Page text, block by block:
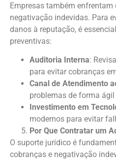
Empresas também
negativação indevidas. Para
danos à reputação, é
preventivas:
Auditoria Interna:
para evitar cobranças
Canal de Atendimento
problemas de forma
Investimento em
modernos para evitar
Por Que Contratar um
O suporte jurídico é
cobranças e negativação